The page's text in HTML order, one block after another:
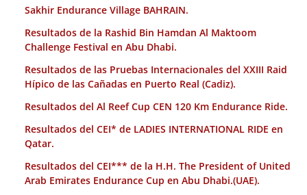
Sakhir Endurance Village BAHRAIN.
Resultados de la Rashid Bin Hamdan Al Maktoom
Challenge Festival en Abu Dhabi.
Resultados de las Pruebas Internacionales del XXIII Raid
Hípico de las Cañadas en Puerto Real (Cadiz).
Resultados del Al Reef Cup CEN 120 Km Endurance Ride.
Resultados del CEI* de LADIES INTERNATIONAL RIDE en
Qatar.
Resultados del CEI*** de la H.H. The President of United
Arab Emirates Endurance Cup en Abu Dhabi.(UAE).